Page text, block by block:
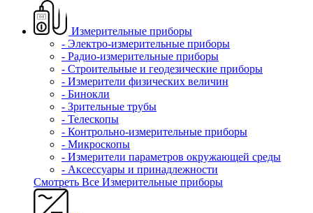
Измерительные приборы
- Электро-измерительные приборы
- Радио-измерительные приборы
- Строительные и геодезические приборы
- Измерители физических величин
- Бинокли
- Зрительные трубы
- Телескопы
- Контрольно-измерительные приборы
- Микроскопы
- Измерители параметров окружающей среды
- Аксессуары и принадлежности
Смотреть Все Измерительные приборы